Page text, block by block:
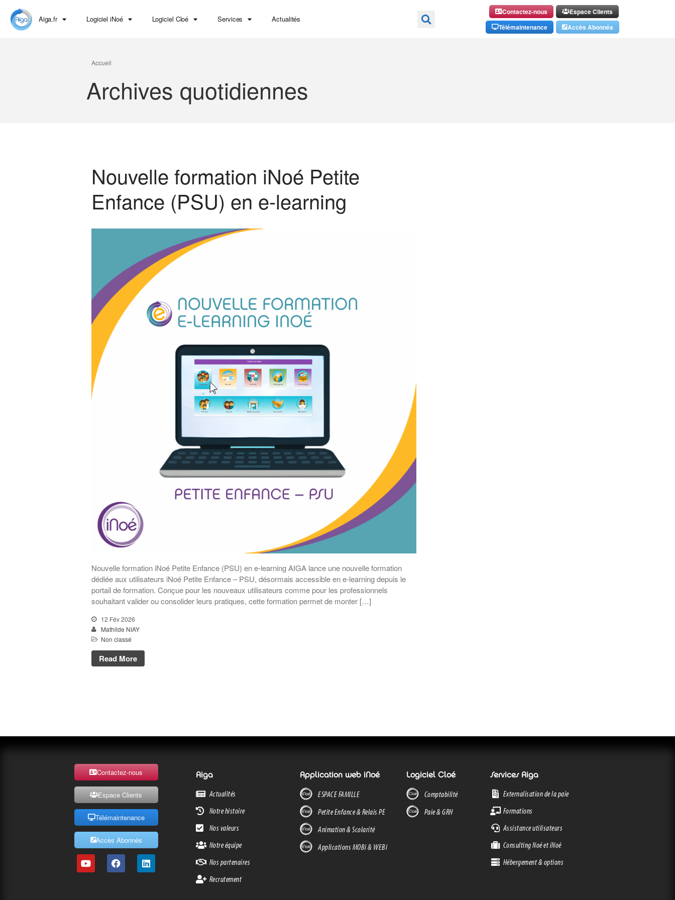
Aiga.fr Logiciel iNoé Logiciel Cloé Services Actualités
Contactez-nous
Télémaintenance
Espace Clients
Accès Abonnés
Accueil
Archives quotidiennes
Nouvelle formation iNoé Petite
Enfance (PSU) en e-learning
Nouvelle formation iNoé Petite Enfance (PSU) en e-learning AIGA lance une nouvelle formation
dédiée aux utilisateurs iNoé Petite Enfance – PSU, désormais accessible en e-learning depuis le
portail de formation. Conçue pour les nouveaux utilisateurs comme pour les professionnels
souhaitant valider ou consolider leurs pratiques, cette formation permet de monter […]
12 Fév 2026
Mathilde NIAY
Non classé
Read More
Contactez-nous
Espace Clients
Télémaintenance
Accès Abonnés
Aiga
Actualités
Notre histoire
Nos valeurs
Notre équipe
Nos partenaires
Recrutement
Application web iNoé
ESPACE FAMILLE
Petite Enfance & Relais PE
Animation & Scolarité
Applications MOBi & WEBi
Logiciel Cloé
Comptabilité
Paie & GRH
Services Aiga
Externalisation de la paie
Formations
Assistance utilisateurs
Consulting Noé et iNoé
Hébergement & options